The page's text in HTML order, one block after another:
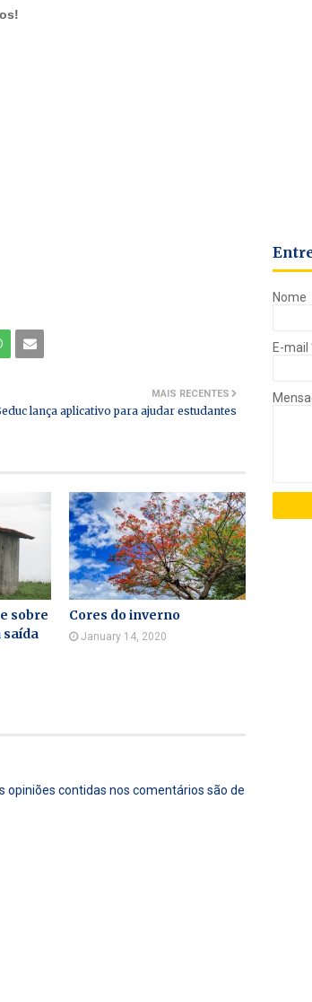
MAIS RECENTES
lança aplicativo para ajudar estudantes
sobre
Cores do inverno
January 14, 2020
opiniões contidas nos comentários são de
Nome
E-mail